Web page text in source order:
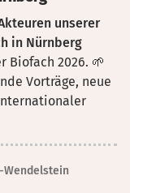
unserer
in Nürnberg
Biofach 2026. 🌱
Vorträge, neue
Wendelstein